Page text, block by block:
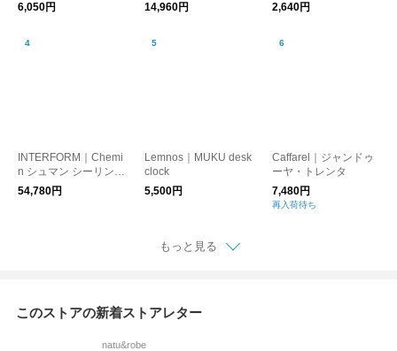
6,050円
14,960円
2,640円
INTERFORM｜Chemi
n シュマン シーリング
ライト
54,780円
Lemnos｜MUKU desk
clock
5,500円
Caffarel｜ジャンドゥ
ーヤ・トレンタ
7,480円
再入荷待ち
もっと見る
このストアの新着ストアレター
natu&robe